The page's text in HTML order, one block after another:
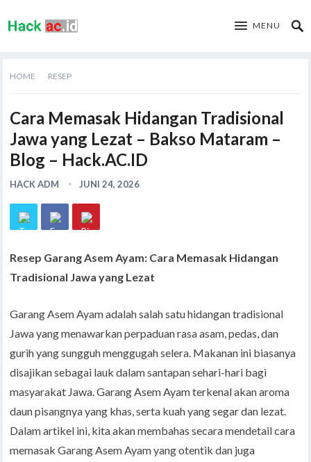
MENU
HOME RESEP
Cara Memasak Hidangan Tradisional
Jawa yang Lezat – Bakso Mataram –
Blog – Hack.AC.ID
HACK ADM JUNI 24, 2026
Resep Garang Asem Ayam: Cara Memasak Hidangan
Tradisional Jawa yang Lezat
Garang Asem Ayam adalah salah satu hidangan tradisional
Jawa yang menawarkan perpaduan rasa asam, pedas, dan
gurih yang sungguh menggugah selera. Makanan ini biasanya
disajikan sebagai lauk dalam santapan sehari-hari bagi
masyarakat Jawa. Garang Asem Ayam terkenal akan aroma
daun pisangnya yang khas, serta kuah yang segar dan lezat.
Dalam artikel ini, kita akan membahas secara mendetail cara
memasak Garang Asem Ayam yang otentik dan juga